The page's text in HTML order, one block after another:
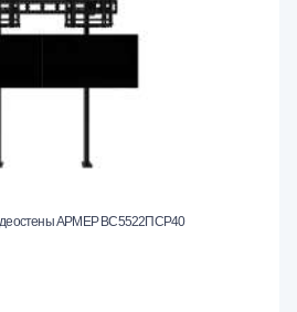
АРМЕР ВС5522ПСР40